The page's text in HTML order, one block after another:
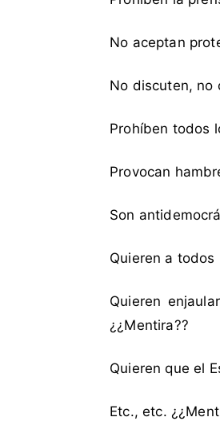
r
m
n
l
d
d
E
p
e
No aceptan
No discuten, no
Prohíben todos
Provocan
Son
Quieren a todos
Quieren
¿¿Mentira??
Quieren que el
Etc., etc.